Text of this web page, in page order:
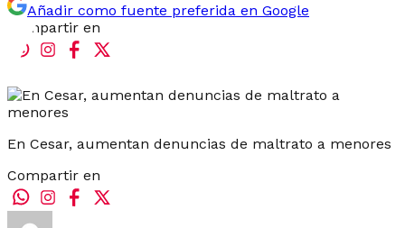
Añadir como fuente preferida en Google
Compartir en
En Cesar, aumentan denuncias de maltrato a menores
Compartir en